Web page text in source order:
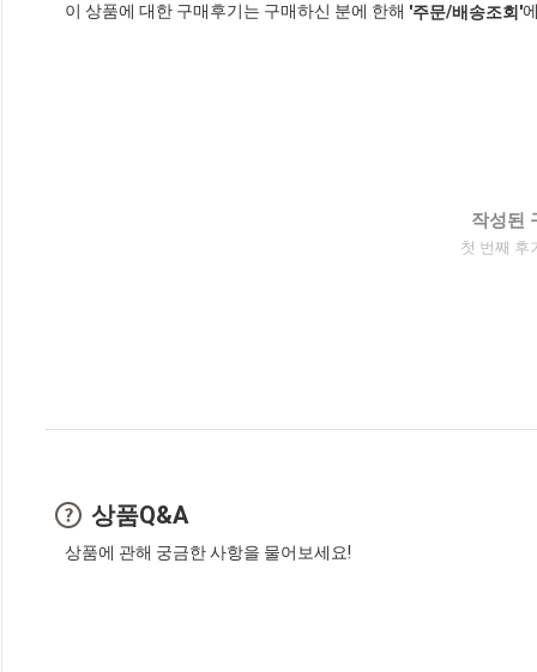
이 상품에 대한 구매후기는 구매하신 분에 한해 '주문/배송조회'
작성된
첫 번째 후
상품Q&A
상품에 관해 궁금한 사항을 물어보세요!